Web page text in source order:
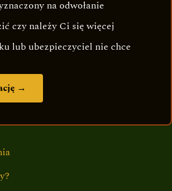
na odwołanie
czy należy Ci się więcej
lub ubezpieczyciel nie chce
→